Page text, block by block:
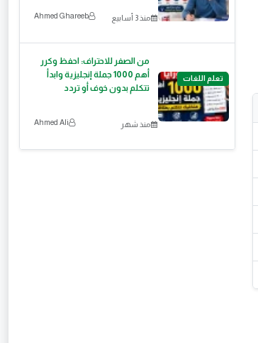
منذ 3 أسابيع Ahmed Ghareeb
تعلم اللغات
من الصفر للاحتراف: احفظ وكرر
أهم 1000 جملة إنجليزية وابدأ
تتكلم بدون خوف أو تردد
منذ شهر Ahmed Ali